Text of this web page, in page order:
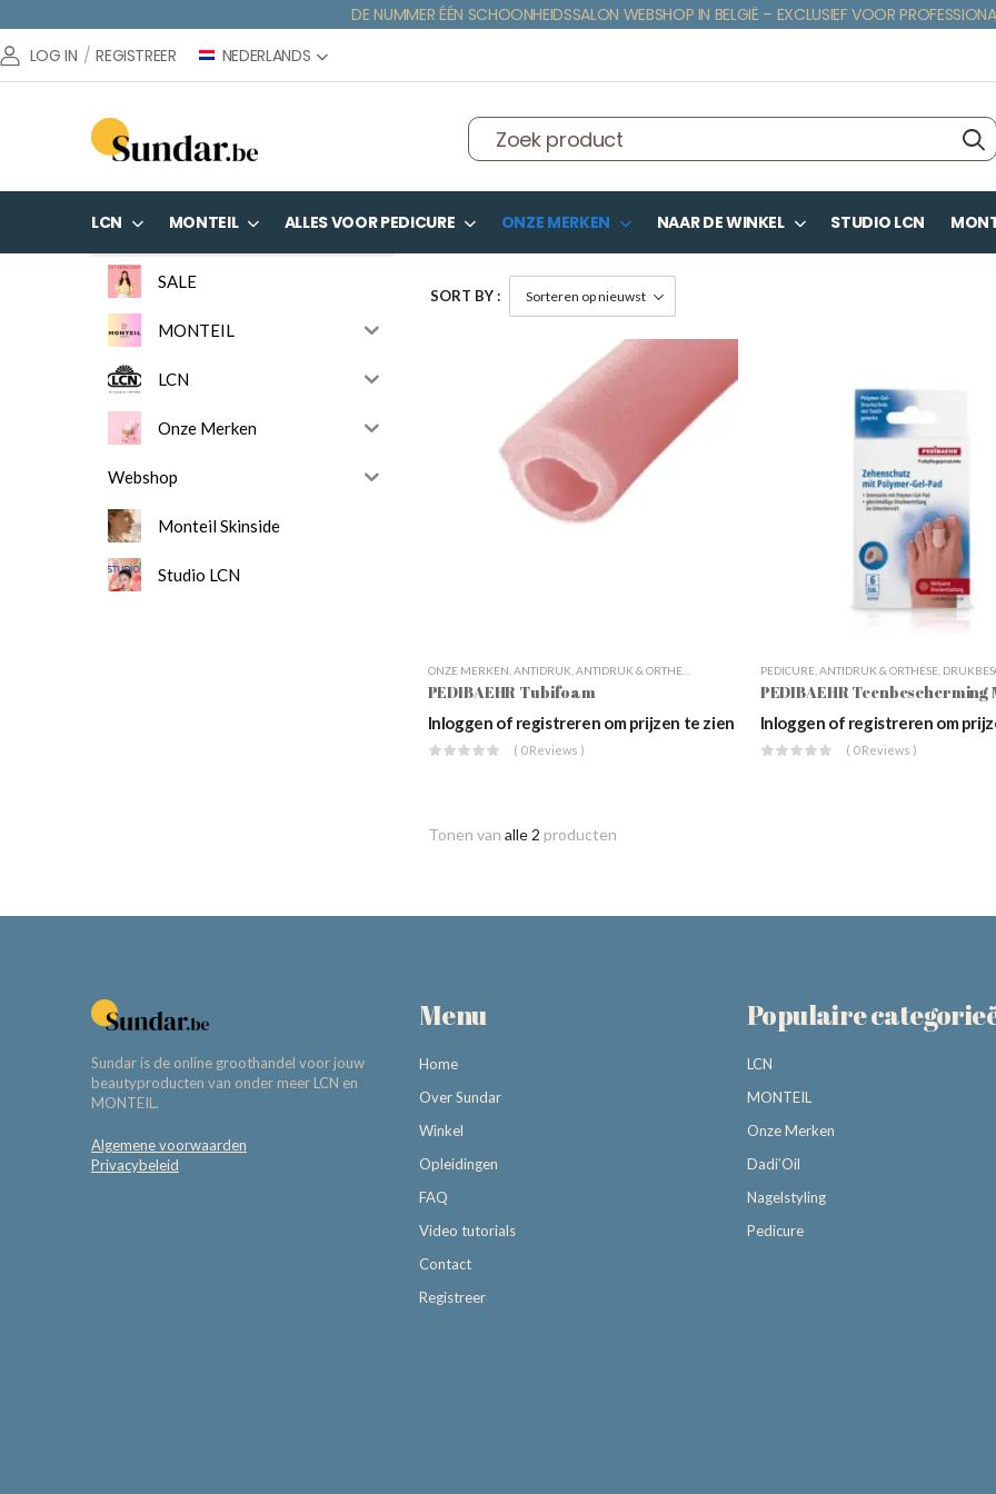
DE NUMMER ÉÉN SCHOONHEIDSSALON WEBSHOP IN BELGIË – EXCLUSIEF VOOR
LOG IN / REGISTREER NEDERLANDS
LCN MONTEIL ALLES VOOR PEDICURE ONZE MERKEN NAAR DE WINKEL STUDIO LCN
SALE
MONTEIL
LCN
Onze Merken
Webshop
Monteil Skinside
Studio LCN
SORT BY :
ONZE MERKEN ANTIDRUK ANTIDRUK & ORTHESE DRUKBESCHERMING, EKSTEROGEN ,HAMERTENEN,
PEDIBAEHR Tubifoam
Inloggen of registreren om prijzen te zien
( 0 Reviews )
PEDICURE, ANTIDRUK & ORTHESE,
Inloggen of registreren om
( 0 Reviews )
Tonen van alle 2 producten
Sundar is de online groothandel voor jouw
beautyproducten van onder meer LCN en
MONTEIL.
Algemene voorwaarden
Privacybeleid
Menu
Home
Over Sundar
Winkel
Opleidingen
FAQ
Video tutorials
Contact
Registreer
Populaire
LCN
MONTEIL
Onze Merken
Dadi’Oil
Nagelstyling
Pedicure